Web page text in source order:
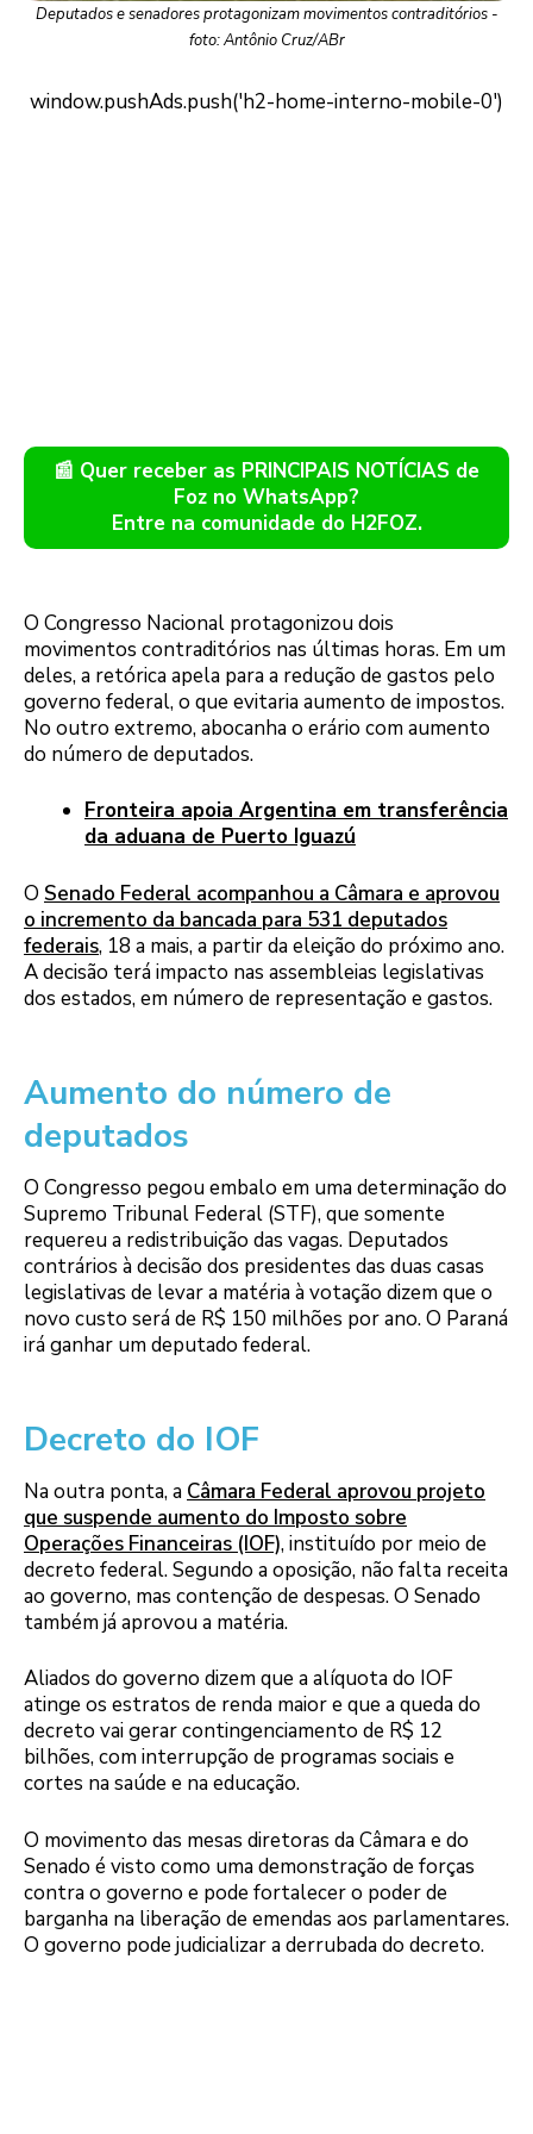
Deputados e senadores protagonizam movimentos contraditórios -
foto: Antônio Cruz/ABr
📰 Quer receber as PRINCIPAIS NOTÍCIAS de
Foz no WhatsApp?
Entre na comunidade do H2FOZ.
O Congresso Nacional protagonizou dois
movimentos contraditórios nas últimas horas. Em um
deles, a retórica apela para a redução de gastos pelo
governo federal, o que evitaria aumento de impostos.
No outro extremo, abocanha o erário com aumento
do número de deputados.
Fronteira apoia Argentina em transferência
da aduana de Puerto Iguazú
O Senado Federal acompanhou a Câmara e aprovou
o incremento da bancada para 531 deputados
federais, 18 a mais, a partir da eleição do próximo ano.
A decisão terá impacto nas assembleias legislativas
dos estados, em número de representação e gastos.
Aumento do número de
deputados
O Congresso pegou embalo em uma determinação do
Supremo Tribunal Federal (STF), que somente
requereu a redistribuição das vagas. Deputados
contrários à decisão dos presidentes das duas casas
legislativas de levar a matéria à votação dizem que o
novo custo será de R$ 150 milhões por ano. O Paraná
irá ganhar um deputado federal.
Decreto do IOF
Na outra ponta, a Câmara Federal aprovou projeto
que suspende aumento do Imposto sobre
Operações Financeiras (IOF), instituído por meio de
decreto federal. Segundo a oposição, não falta receita
ao governo, mas contenção de despesas. O Senado
também já aprovou a matéria.
Aliados do governo dizem que a alíquota do IOF
atinge os estratos de renda maior e que a queda do
decreto vai gerar contingenciamento de R$ 12
bilhões, com interrupção de programas sociais e
cortes na saúde e na educação.
O movimento das mesas diretoras da Câmara e do
Senado é visto como uma demonstração de forças
contra o governo e pode fortalecer o poder de
barganha na liberação de emendas aos parlamentares.
O governo pode judicializar a derrubada do decreto.